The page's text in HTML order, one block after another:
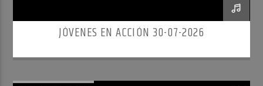
JÓVENES EN ACCIÓN 30-07-2026